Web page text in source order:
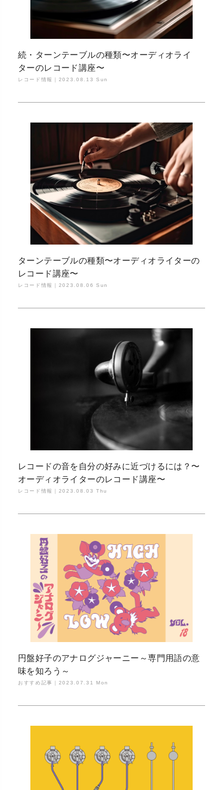
続・ターンテーブルの種類〜オーディオライ
ターのレコード講座〜
レコード情報｜ 2023.08.13 Sun
ターンテーブルの種類〜オーディオライターの
レコード講座〜
レコード情報｜ 2023.08.06 Sun
レコードの音を自分の好みに近づけるには？〜
オーディオライターのレコード講座〜
レコード情報｜ 2023.08.03 Thu
円盤好子のアナログジャーニー～専門用語の意
味を知ろう～
おすすめ記事｜ 2023.07.31 Mon